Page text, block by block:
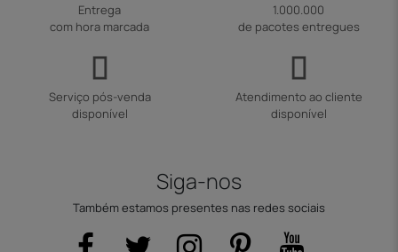
Entrega
com hora marcada
1.000.000
de pacotes entregues
Serviço pós-venda
disponível
Atendimento ao cliente
disponível
Siga-nos
Também estamos presentes nas redes sociais